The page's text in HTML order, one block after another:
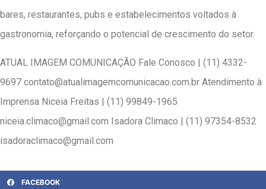
bares, restaurantes, pubs e estabelecimentos voltados à
gastronomia, reforçando o potencial de crescimento do setor.
ATUAL IMAGEM COMUNICAÇÃO Fale Conosco | (11) 4332-
9697 contato@atualimagemcomunicacao.com.br Atendimento à
Imprensa Niceia Freitas | (11) 99849-1965
niceia.climaco@gmail.com Isadora Climaco | (11) 97354-8532
isadoraclimaco@gmail.com
FACEBOOK